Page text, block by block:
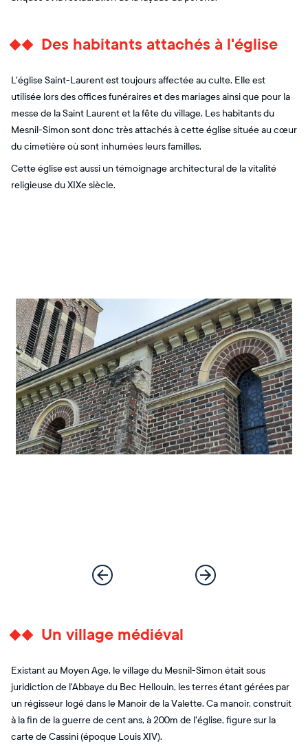
Des habitants attachés à l'église
L'église Saint-Laurent est toujours affectée au culte. Elle est
utilisée lors des offices funéraires et des mariages ainsi que pour la
messe de la Saint Laurent et la fête du village. Les habitants du
Mesnil-Simon sont donc très attachés à cette église située au cœur
du cimetière où sont inhumées leurs familles.
Cette église est aussi un témoignage architectural de la vitalité
religieuse du XIXe siècle.
Un village médiéval
Existant au Moyen Age, le village du Mesnil-Simon était sous
juridiction de l'Abbaye du Bec Hellouin, les terres étant gérées par
un régisseur logé dans le Manoir de la Valette. Ca manoir, construit
à la fin de la guerre de cent ans, à 200m de l'église, figure sur la
carte de Cassini (époque Louis XIV).